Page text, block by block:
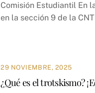
Comisión Estudiantil En
en la sección 9 de la
29 NOVIEMBRE, 2025
¿Qué es el trotskismo?